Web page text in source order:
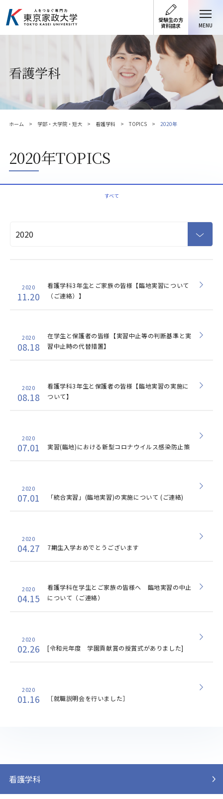
受験生の方
資料請求
MENU
看護学科
ホーム 学部・大学院・短大 看護学科 TOPICS 2020年
2020年TOPICS
すべて
2020
11.20
看護学科3年生とご家族の皆様【臨地実習について
（ご連絡）】
2020
08.18
在学生と保護者の皆様【実習中止等の判断基準と実
習中止時の代替措置】
2020
08.18
看護学科3年生と保護者の皆様【臨地実習の実施に
ついて】
2020
07.01 実習(臨地)における新型コロナウイルス感染防止策
2020
07.01 「統合実習」(臨地実習)の実施について (ご連絡)
2020
04.27 7期生入学おめでとうございます
2020
04.15
看護学科在学生とご家族の皆様へ 臨地実習の中止
について（ご連絡）
2020
02.26 [令和元年度 学園貢献賞の授賞式がありました]
2020
01.16 ［就職説明会を行いました］
看護学科